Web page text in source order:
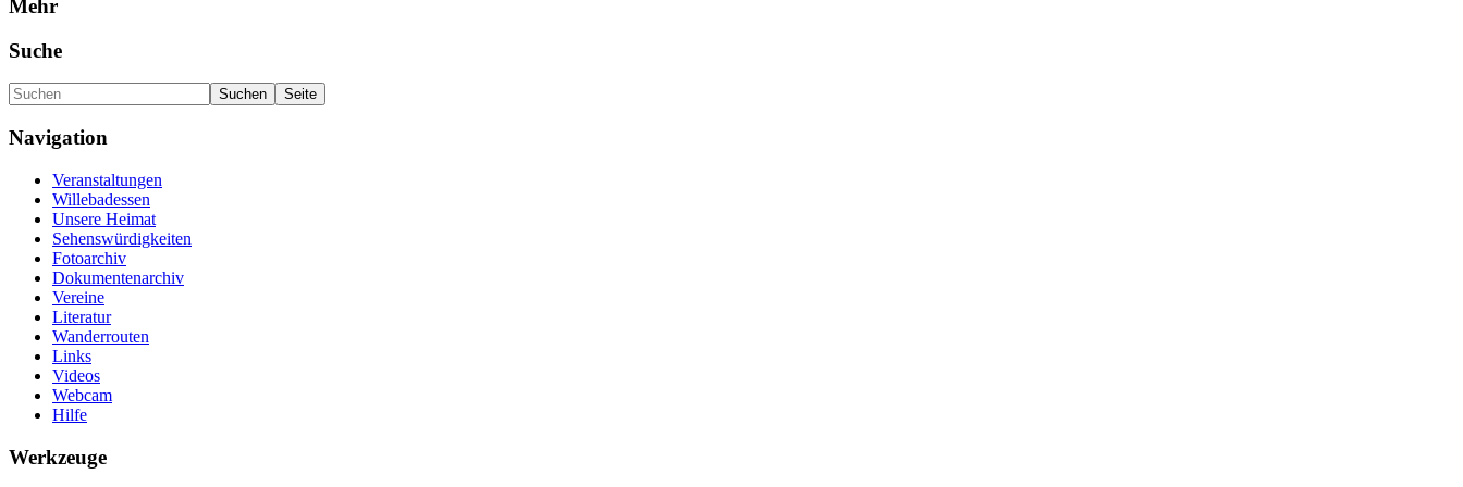
Mehr
Suche
Navigation
Veranstaltungen
Willebadessen
Unsere Heimat
Sehenswürdigkeiten
Fotoarchiv
Dokumentenarchiv
Vereine
Literatur
Wanderrouten
Links
Videos
Webcam
Hilfe
Werkzeuge